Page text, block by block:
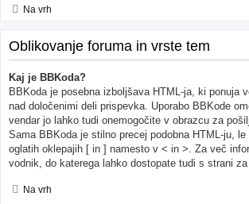
Na vrh
Oblikovanje foruma in vrste tem
Kaj je BBKoda?
BBKoda je posebna izboljšava HTML-ja, ki ponuja
nad določenimi deli prispevka. Uporabo BBKode
vendar jo lahko tudi onemogočite v obrazcu za
Sama BBKoda je stilno precej podobna HTML-ju,
oglatih oklepajih [ in ] namesto v < in >. Za več
vodnik, do katerega lahko dostopate tudi s strani
Na vrh